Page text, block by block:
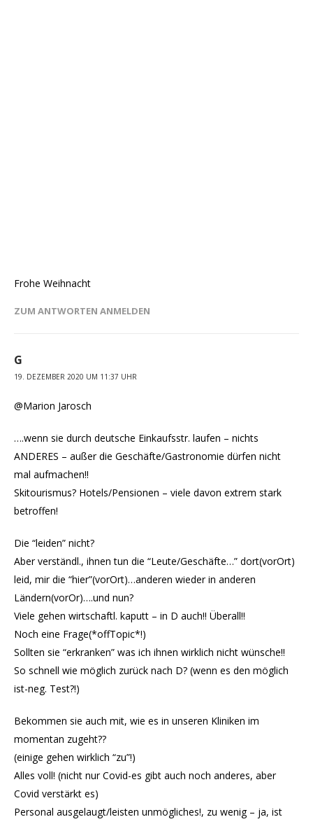
Frohe Weihnacht
ZUM ANTWORTEN ANMELDEN
G
19. DEZEMBER 2020 UM 11:37 UHR
@Marion Jarosch
….wenn sie durch deutsche Einkaufsstr. laufen – nichts
ANDERES – außer die Geschäfte/Gastronomie dürfen nicht
mal aufmachen!!
Skitourismus? Hotels/Pensionen – viele davon extrem stark
betroffen!
Die “leiden” nicht?
Aber verständl., ihnen tun die “Leute/Geschäfte…” dort(vorOrt)
leid, mir die “hier”(vorOrt)…anderen wieder in anderen
Ländern(vorOr)….und nun?
Viele gehen wirtschaftl. kaputt – in D auch!! Überall!!
Noch eine Frage(*offTopic*!)
Sollten sie “erkranken” was ich ihnen wirklich nicht wünsche!!
So schnell wie möglich zurück nach D? (wenn es den möglich
ist-neg. Test?!)
Bekommen sie auch mit, wie es in unseren Kliniken im
momentan zugeht??
(einige gehen wirklich “zu”!)
Alles voll! (nicht nur Covid-es gibt auch noch anderes, aber
Covid verstärkt es)
Personal ausgelaugt/leisten unmögliches!, zu wenig – ja, ist